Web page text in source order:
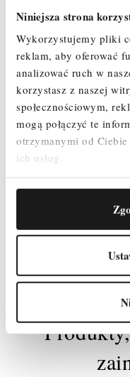
Niniejsza strona
Wykorzystujemy pliki
reklam, aby oferować
analizować ruch w
korzystasz z naszej
społecznościowym,
mogą połączyć te
otrzymanymi od
ich usług.
Indeks201188